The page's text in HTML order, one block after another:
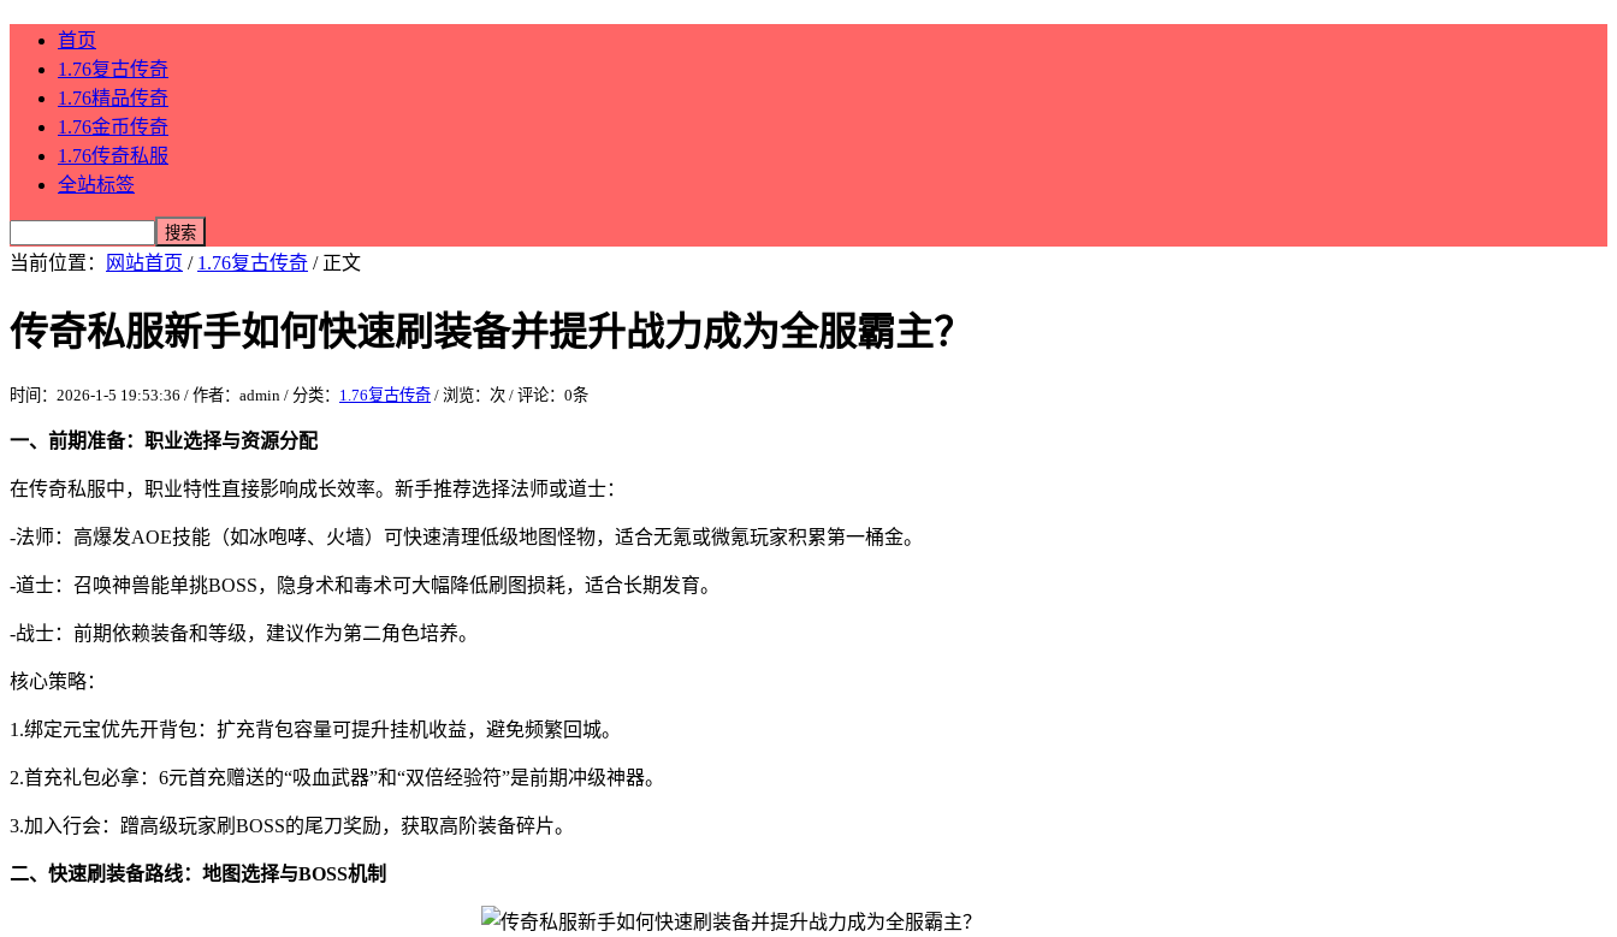
首页
1.76复古传奇
1.76精品传奇
1.76金币传奇
1.76传奇私服
全站标签
当前位置： 网站首页 / 1.76复古传奇 / 正文
传奇私服新手如何快速刷装备并提升战力成为全服霸主？
时间：2026-1-5 19:53:36 / 作者：admin / 分类： 1.76复古传奇 / 浏览： 次 / 评论：0条
一、前期准备：职业选择与资源分配
在传奇私服中，职业特性直接影响成长效率。新手推荐选择法师或道士：
-法师：高爆发AOE技能（如冰咆哮、火墙）可快速清理低级地图怪物，适合无氪或微氪玩家积累第一桶金。
-道士：召唤神兽能单挑BOSS，隐身术和毒术可大幅降低刷图损耗，适合长期发育。
-战士：前期依赖装备和等级，建议作为第二角色培养。
核心策略：
1.绑定元宝优先开背包：扩充背包容量可提升挂机收益，避免频繁回城。
2.首充礼包必拿：6元首充赠送的“吸血武器”和“双倍经验符”是前期冲级神器。
3.加入行会：蹭高级玩家刷BOSS的尾刀奖励，获取高阶装备碎片。
二、快速刷装备路线：地图选择与BOSS机制